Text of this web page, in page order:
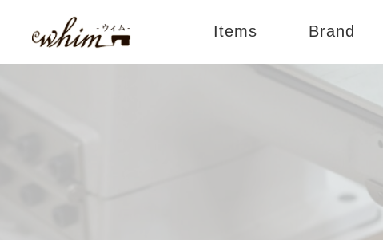
Items Brand
BLISS